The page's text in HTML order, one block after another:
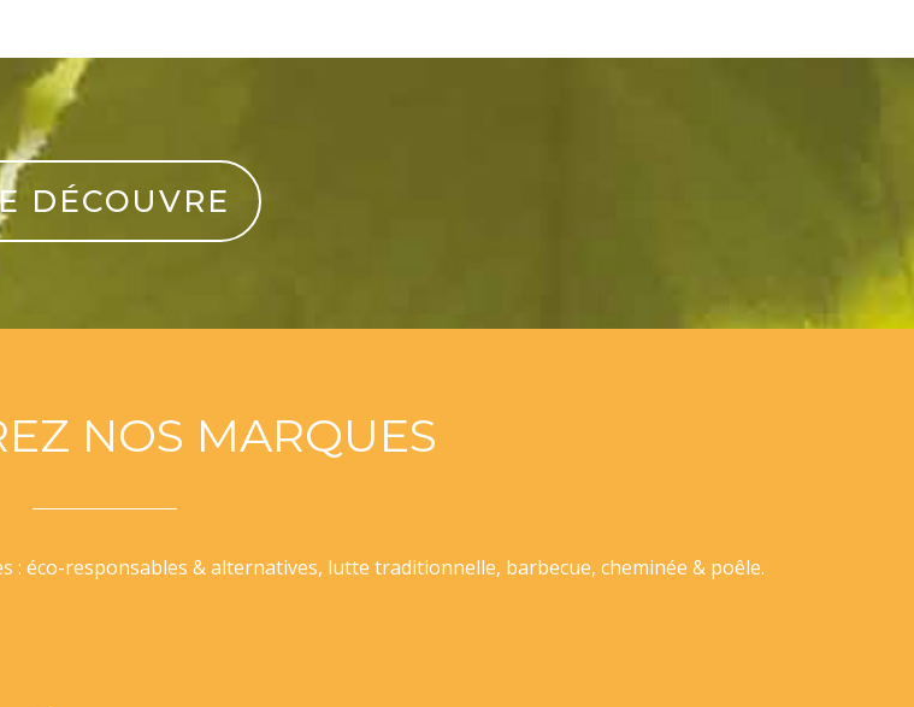
DÉCOUVRE
NOS MARQUES
: éco-responsables & alternatives, lutte traditionnelle, barbecue, cheminée & poêle.